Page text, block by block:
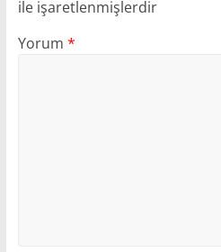
ile işaretlenmişlerdir
Yorum *